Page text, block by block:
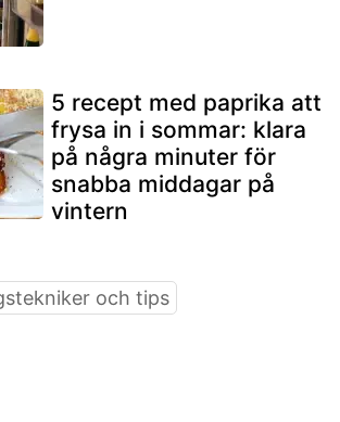
5 recept med paprika att
frysa in i sommar: klara
på några minuter för
snabba middagar på
vintern
och tips